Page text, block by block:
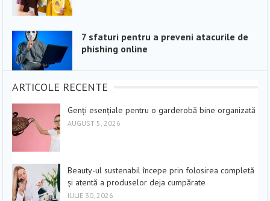
7 sfaturi pentru a preveni atacurile de
phishing online
ARTICOLE RECENTE
Genți esențiale pentru o garderobă bine organizată
AUGUST 5, 2026
Beauty-ul sustenabil începe prin folosirea completă
și atentă a produselor deja cumpărate
IULIE 30, 2026